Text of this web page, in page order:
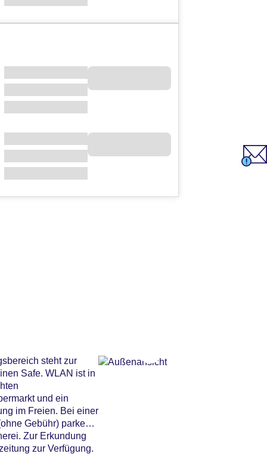
steht zur
Safe. WLAN ist in
und ein
im Freien. Bei einer
Gebühr) parken.
Zur Erkundung
zur Verfügung.